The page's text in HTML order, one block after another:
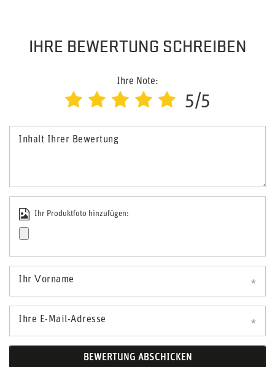
IHRE BEWERTUNG SCHREIBEN
Ihre Note:
5/5
Inhalt Ihrer Bewertung
Ihr Produktfoto hinzufügen:
Ihr Vorname
Ihre E-Mail-Adresse
BEWERTUNG ABSCHICKEN